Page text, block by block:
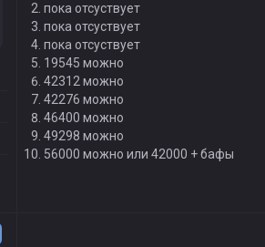
пока отсуствует
пока отсуствует
пока отсуствует
19545 можно
42312 можно
42276 можно
46400 можно
49298 можно
56000 можно или 42000 + бафы